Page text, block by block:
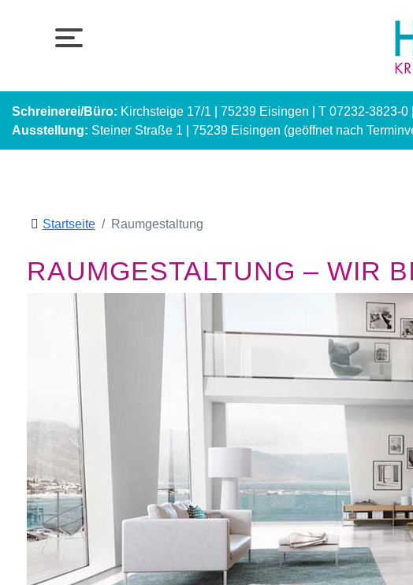
Schreinerei/Büro: Kirchsteige 17/1 | 75239 Eisingen | T 07232-3823-0 |
Ausstellung: Steiner Straße 1 | 75239 Eisingen (geöffnet nach
Startseite Raumgestaltung
RAUMGESTALTUNG – WIR